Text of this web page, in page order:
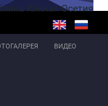
Южная Осетия
ВИДЕО